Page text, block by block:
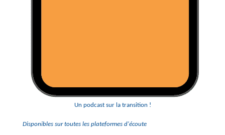
Un podcast sur la transition !
Disponibles sur toutes les plateformes d'écoute